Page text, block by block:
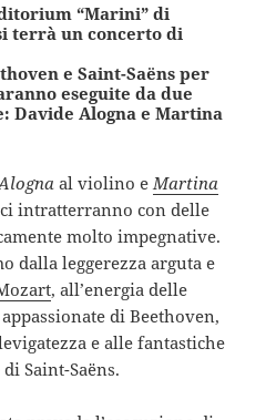
“Marini” di
terrà un concerto di
e Saint-Saëns per
eseguite da due
Davide Alogna e Martina
al violino e Martina
intratterranno con delle
molto impegnative.
dalla leggerezza arguta e
, all’energia delle
di Beethoven,
e alle fantastiche
Saint-Saëns.